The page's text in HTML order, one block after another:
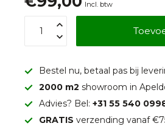
Incl. btw
Bestel nu, betaal pas bij
2000 m2showroom in
Advies? Bel:+31 55 540
GRATIS verzending vanaf